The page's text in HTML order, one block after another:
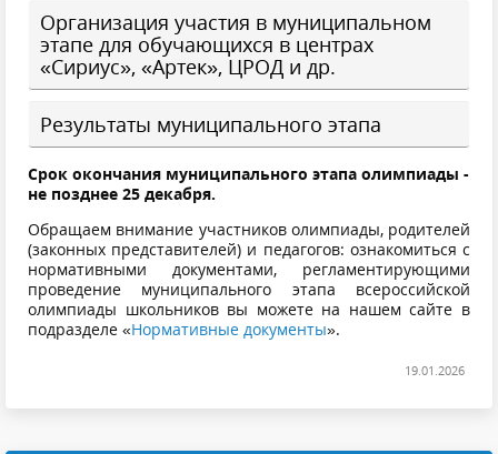
Организация участия в муниципальном
этапе для обучающихся в центрах
«Сириус», «Артек», ЦРОД и др.
Результаты муниципального этапа
Срок окончания муниципального этапа олимпиады -
не позднее 25 декабря.
Обращаем внимание участников олимпиады, родителей
(законных представителей) и педагогов: ознакомиться с
нормативными документами, регламентирующими
проведение муниципального этапа всероссийской
олимпиады школьников вы можете на нашем сайте в
подразделе «Нормативные документы».
19.01.2026